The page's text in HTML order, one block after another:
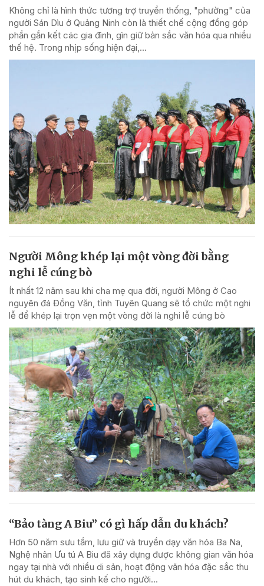
Không chỉ là hình thức tương trợ truyền thống, "phường" của
người Sán Dìu ở Quảng Ninh còn là thiết chế cộng đồng góp
phần gắn kết các gia đình, gìn giữ bản sắc văn hóa qua nhiều
thế hệ. Trong nhịp sống hiện đại,...
Người Mông khép lại một vòng đời bằng
nghi lễ cúng bò
Ít nhất 12 năm sau khi cha mẹ qua đời, người Mông ở Cao
nguyên đá Đồng Văn, tỉnh Tuyên Quang sẽ tổ chức một nghi
lễ để khép lại trọn vẹn một vòng đời là nghi lễ cúng bò
“Bảo tàng A Biu” có gì hấp dẫn du khách?
Hơn 50 năm sưu tầm, lưu giữ và truyền dạy văn hóa Ba Na,
Nghệ nhân Ưu tú A Biu đã xây dựng được không gian văn hóa
ngay tại nhà với nhiều di sản, hoạt động văn hóa đặc sắc thu
hút du khách, tạo sinh kế cho người...